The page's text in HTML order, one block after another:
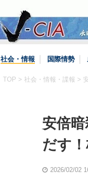
社会・情報 国際情勢
TOP > 社会・情報・諜報 >
安倍
だす
2026/02/02